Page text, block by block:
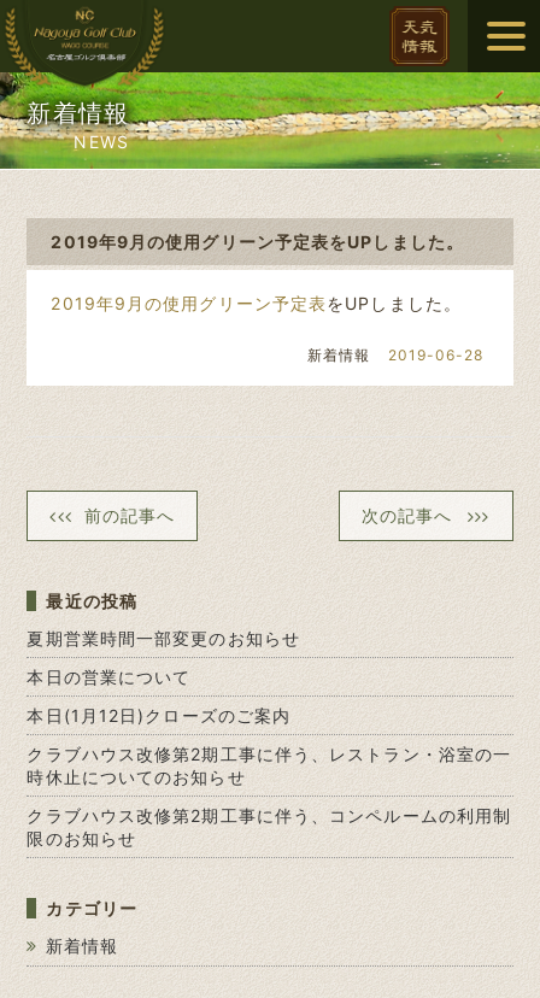
新着情報
NEWS
2019年9月の使用グリーン予定表をUPしました。
2019年9月の使用グリーン予定表をUPしました。
新着情報 2019-06-28
前の記事へ 次の記事へ
最近の投稿
夏期営業時間一部変更のお知らせ
本日の営業について
本日(1月12日)クローズのご案内
クラブハウス改修第2期工事に伴う、レストラン・浴室の一
時休止についてのお知らせ
クラブハウス改修第2期工事に伴う、コンペルームの利用制
限のお知らせ
カテゴリー
新着情報